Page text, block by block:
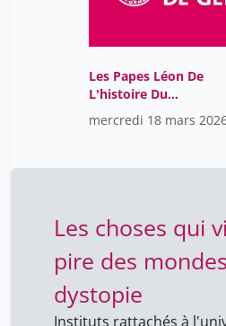
Les Papes Léon De
L'histoire Du
Christianisme
mercredi 18 mars
Les choses qui
pire des
dystopie
Instituts rattachés à